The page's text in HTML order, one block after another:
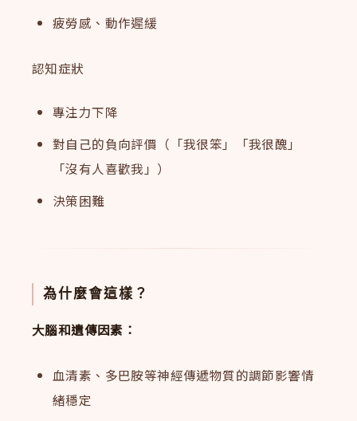
疲勞感、動作遲緩
認知症狀
專注力下降
對自己的負向評價（「我很笨」「我很醜」
「沒有人喜歡我」）
決策困難
為什麼會這樣？
大腦和遺傳因素：
血清素、多巴胺等神經傳遞物質的調節影響情
緒穩定